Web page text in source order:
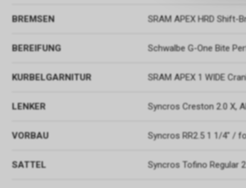
BREMSEN SRAM APEX HRD Shift-
BEREIFUNG Schwalbe G-One Bite
KURBELGARNITUR SRAM APEX 1 WIDE
LENKER Syncros Creston 2.0 X,
VORBAU Syncros RR2.5 1 1/4" /
SATTEL Syncros Tofino Regular